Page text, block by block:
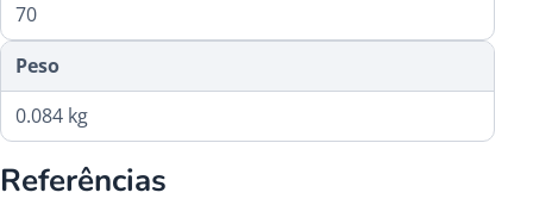
70
Peso
0.084 kg
Referências